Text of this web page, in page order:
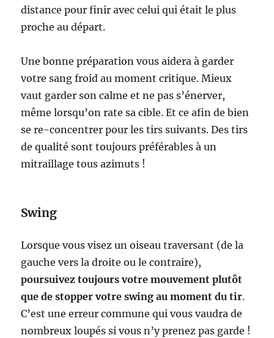
distance pour finir avec celui qui était le plus
proche au départ.
Une bonne préparation vous aidera à garder
votre sang froid au moment critique. Mieux
vaut garder son calme et ne pas s’énerver,
même lorsqu’on rate sa cible. Et ce afin de bien
se re-concentrer pour les tirs suivants. Des tirs
de qualité sont toujours préférables à un
mitraillage tous azimuts !
Swing
Lorsque vous visez un oiseau traversant (de la
gauche vers la droite ou le contraire),
poursuivez toujours votre mouvement plutôt
que de stopper votre swing au moment du tir.
C’est une erreur commune qui vous vaudra de
nombreux loupés si vous n’y prenez pas garde !